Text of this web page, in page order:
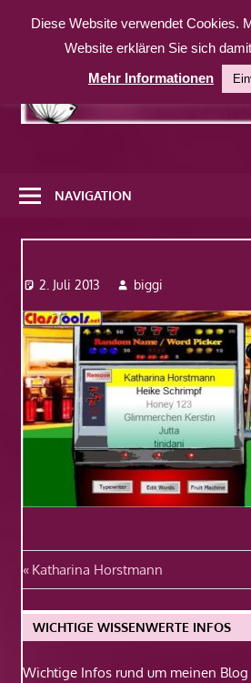
Inhalt
weitere
Website
NAVIGATION
2. Juli 2013 biggi
Beitragsnavigation
Vorheriger
Beitrag:
Katharina Horstmann
WICHTIGE WISSENWERTE INFOS
Wichtige Infos rund um meinen
Diese Website verwendet Cookies.
Website erklären Sie sich
Mehr Informationen